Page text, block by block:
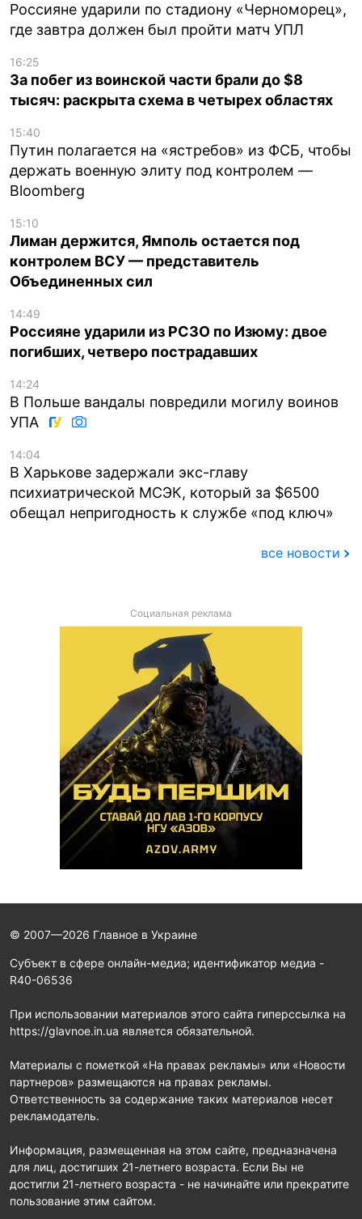
Россияне ударили по стадиону «Черноморец»,
где завтра должен был пройти матч УПЛ
16:25
За побег из воинской части брали до $8
тысяч: раскрыта схема в четырех областях
15:40
Путин полагается на «ястребов» из ФСБ, чтобы
держать военную элиту под контролем —
Bloomberg
15:10
Лиман держится, Ямполь остается под
контролем ВСУ — представитель
Объединенных сил
14:49
Россияне ударили из РСЗО по Изюму: двое
погибших, четверо пострадавших
14:24
В Польше вандалы повредили могилу воинов
УПА
14:04
В Харькове задержали экс-главу
психиатрической МСЭК, который за $6500
обещал непригодность к службе «под ключ»
все новости
Социальная реклама
© 2007—2026 Главное в Украине
Субъект в сфере онлайн-медиа; идентификатор медиа -
R40-06536
При использовании материалов этого сайта гиперссылка на
https://glavnoe.in.ua является обязательной.
Материалы с пометкой «На правах рекламы» или «Новости
партнеров» размещаются на правах рекламы.
Ответственность за содержание таких материалов несет
рекламодатель.
Информация, размещенная на этом сайте, предназначена
для лиц, достигших 21-летнего возраста. Если Вы не
достигли 21-летнего возраста - не начинайте или прекратите
пользование этим сайтом.